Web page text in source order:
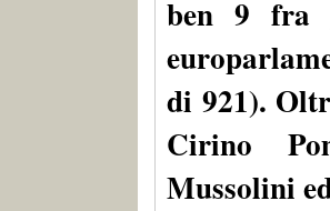
ben 9 fra
di 921).
Cirino
Mussolini